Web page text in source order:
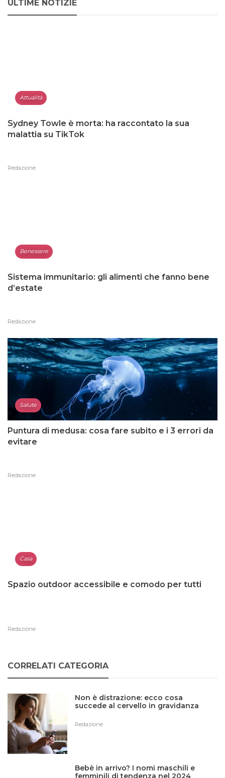
ULTIME NOTIZIE
Attualità
Sydney Towle è morta: ha raccontato la sua
malattia su TikTok
Redazione
Benessere
Sistema immunitario: gli alimenti che fanno bene
d’estate
Redazione
Salute
Puntura di medusa: cosa fare subito e i 3 errori da
evitare
Redazione
Casa
Spazio outdoor accessibile e comodo per tutti
Redazione
CORRELATI CATEGORIA
Non è distrazione: ecco cosa
succede al cervello in gravidanza
Redazione
Bebè in arrivo? I nomi maschili e
femminili di tendenza nel 2024